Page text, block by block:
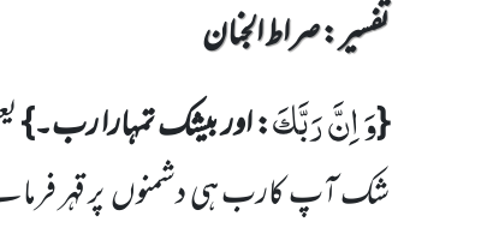
تفسیر : ‎صراط الجنان
{وَ اِنَّ رَبَّكَ: اور بیشک تمہارا رب۔}
شک آپ کارب ہی دشمنوں پر قہر